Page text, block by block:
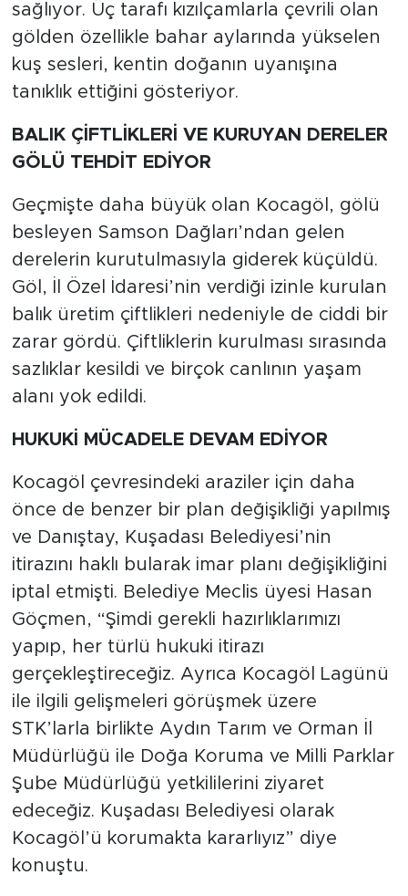
sağlıyor. Üç tarafı kızılçamlarla çevrili olan
gölden özellikle bahar aylarında yükselen
kuş sesleri, kentin doğanın uyanışına
tanıklık ettiğini gösteriyor.
BALIK ÇİFTLİKLERİ VE KURUYAN DERELER
GÖLÜ TEHDİT EDİYOR
Geçmişte daha büyük olan Kocagöl, gölü
besleyen Samson Dağları’ndan gelen
derelerin kurutulmasıyla giderek küçüldü.
Göl, İl Özel İdaresi’nin verdiği izinle kurulan
balık üretim çiftlikleri nedeniyle de ciddi bir
zarar gördü. Çiftliklerin kurulması sırasında
sazlıklar kesildi ve birçok canlının yaşam
alanı yok edildi.
HUKUKİ MÜCADELE DEVAM EDİYOR
Kocagöl çevresindeki araziler için daha
önce de benzer bir plan değişikliği yapılmış
ve Danıştay, Kuşadası Belediyesi’nin
itirazını haklı bularak imar planı değişikliğini
iptal etmişti. Belediye Meclis üyesi Hasan
Göçmen, “Şimdi gerekli hazırlıklarımızı
yapıp, her türlü hukuki itirazı
gerçekleştireceğiz. Ayrıca Kocagöl Lagünü
ile ilgili gelişmeleri görüşmek üzere
STK’larla birlikte Aydın Tarım ve Orman İl
Müdürlüğü ile Doğa Koruma ve Milli Parklar
Şube Müdürlüğü yetkililerini ziyaret
edeceğiz. Kuşadası Belediyesi olarak
Kocagöl’ü korumakta kararlıyız” diye
konuştu.